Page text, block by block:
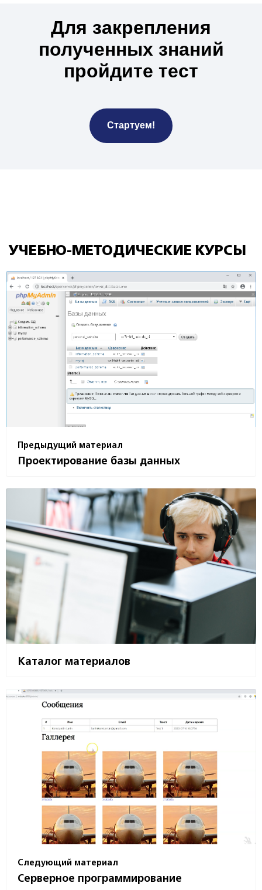
Для закрепления
полученных знаний
пройдите тест
Стартуем!
УЧЕБНО-МЕТОДИЧЕСКИЕ КУРСЫ
Предыдущий материал
Проектирование базы данных
Каталог материалов
Следующий материал
Серверное программирование